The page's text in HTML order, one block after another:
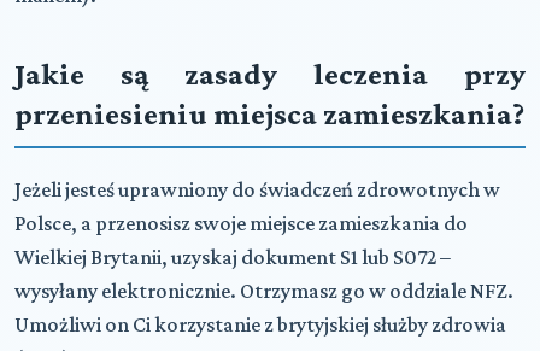
Jakie są zasady leczenia przy
przeniesieniu miejsca zamieszkania?
Jeżeli jesteś uprawniony do świadczeń zdrowotnych w
Polsce, a przenosisz swoje miejsce zamieszkania do
Wielkiej Brytanii, uzyskaj dokument S1 lub S072–
wysyłany elektronicznie. Otrzymasz go w oddzialeNFZ.
Umożliwi on Ci korzystanie z brytyjskiej służby zdrowia